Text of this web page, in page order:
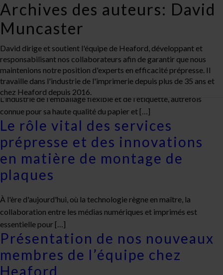
Archives des auteurs: David
Muncaster
David dirige et soutient l'équipe de Heaford, développant et
responsabilisant nos collaborateurs afin de garantir que nous
maintenions notre position d'experts en efficacité prépresse. Il
travaille dans l'industrie de l'imprimerie depuis plus de 35 ans et
chez Heaford depuis 2016.
Adopter la durabilité et
améliorer l’efficacité
L'industrie de l'emballage flexible et de l'étiquette, autrefois
connue pour sa haute qualité du papier et […]
Le rôle vital des services
prépresse et des innovations
en matière de montage de
plaques
À l'ère d'aujourd'hui, où la technologie règne en maître, la
collaboration entre les médias numériques et imprimés est
essentielle pour […]
Présentation de nos nouveaux
membres de l’équipe chez
Heaford